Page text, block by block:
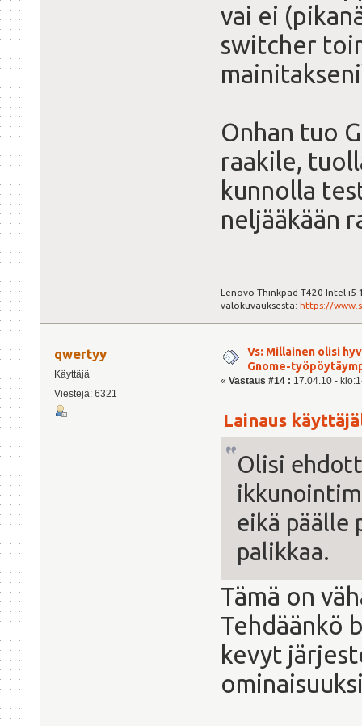
vai ei
switcher
Onhan tuo
raakile,
kunnolla
neljääkään
Lenovo Thinkpad T420 Intel i5
valokuvauksesta: https://
qwertyy
Käyttäjä
Viestejä: 6321
Vs: Millainen olisi
Gnome-
« Vastaus #14 : 17.04.10 -
Lainaus
Olisi
eikä päälle
palikkaa.
Tämä on
Tehdäänkö
kevyt